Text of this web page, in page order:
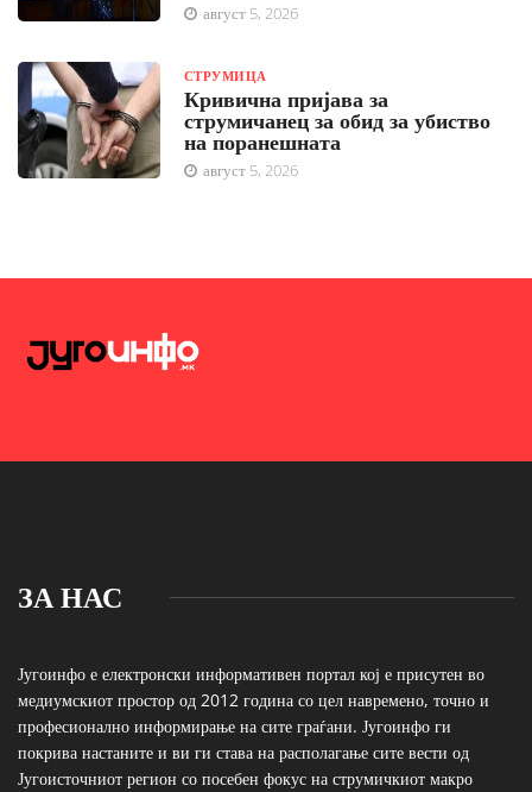
август 5, 2026
СТРУМИЦА
Кривична пријава за
струмичанец за обид за убиство
на поранешната
август 5, 2026
ЗА НАС
Југоинфо е електронски информативен портал кој е присутен во
медиумскиот простор од 2012 година со цел навремено, точно и
професионално информирање на сите граѓани. Југоинфо ги
покрива настаните и ви ги става на располагање сите вести од
Југоисточниот регион со посебен фокус на струмичкиот макро